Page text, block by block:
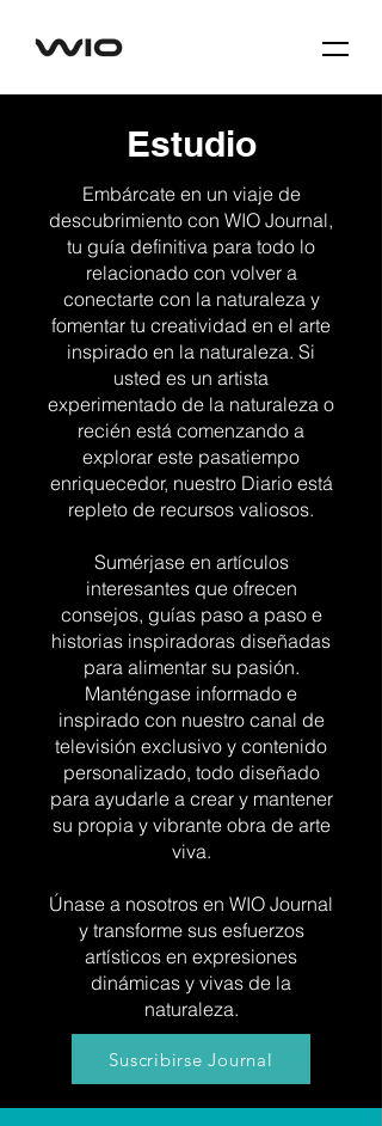
Estudio
Embárcate en un viaje de
descubrimiento con WIO Journal,
tu guía definitiva para todo lo
relacionado con volver a
conectarte con la naturaleza y
fomentar tu creatividad en el arte
inspirado en la naturaleza. Si
usted es un artista
experimentado de la naturaleza o
recién está comenzando a
explorar este pasatiempo
enriquecedor, nuestro Diario está
repleto de recursos valiosos.
Sumérjase en artículos
interesantes que ofrecen
consejos, guías paso a paso e
historias inspiradoras diseñadas
para alimentar su pasión.
Manténgase informado e
inspirado con nuestro canal de
televisión exclusivo y contenido
personalizado, todo diseñado
para ayudarle a crear y mantener
su propia y vibrante obra de arte
viva.
Únase a nosotros en WIO Journal
y transforme sus esfuerzos
artísticos en expresiones
dinámicas y vivas de la
naturaleza.
Suscribirse Journal